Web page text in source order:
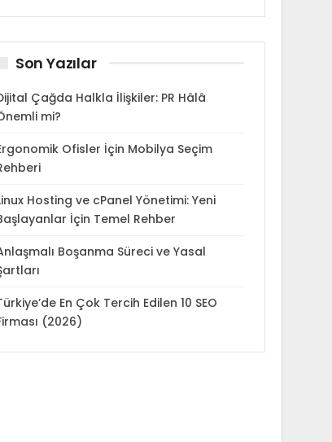
Son Yazılar
Çağda Halkla İlişkiler: PR Hâlâ
mi?
Ofisler İçin Mobilya Seçim
Hosting ve cPanel Yönetimi: Yeni
İçin Temel Rehber
Boşanma Süreci ve Yasal
En Çok Tercih Edilen 10 SEO
(2026)